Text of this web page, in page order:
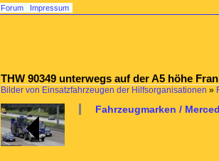
Forum Impressum
THW 90349 unterwegs auf der A5 höhe
Bilder von Einsatzfahrzeugen der Hilfsorganisationen »
Fahrzeugmarken /